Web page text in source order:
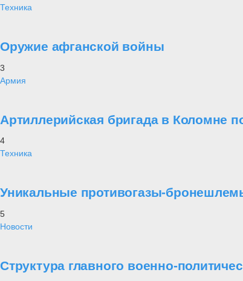
Техника
Оружие афганской войны
3
Армия
Артиллерийская бригада в Коломне
4
Техника
Уникальные противогазы-
5
Новости
Структура главного военно-